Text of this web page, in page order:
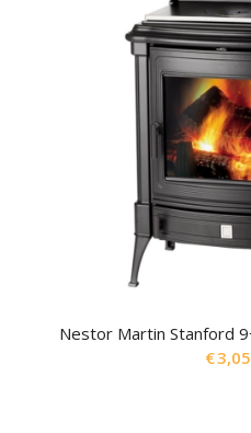
Nestor Martin Stanford
€